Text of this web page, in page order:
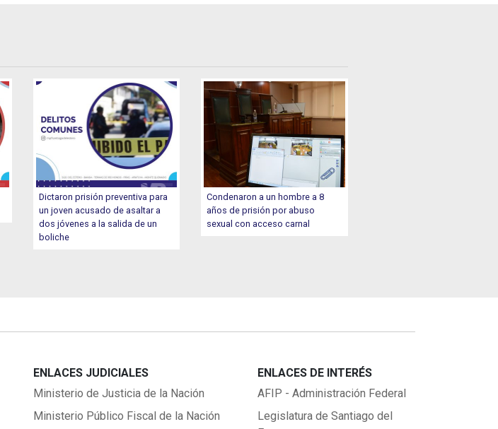
Dictaron prisión preventiva para
un joven acusado de asaltar a
dos jóvenes a la salida de un
boliche
Condenaron a un hombre a 8
años de prisión por abuso
sexual con acceso carnal
ENLACES JUDICIALES
Ministerio de Justicia de la Nación
Ministerio Público Fiscal de la Nación
ENLACES DE INTERÉS
AFIP - Administración Federal
Legislatura de Santiago del